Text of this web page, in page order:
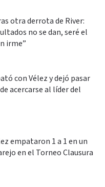
otra derrota de River:
no se dan, seré el
irme”
con Vélez y dejó pasar
acercarse al líder del
empataron 1 a 1 en un
en el Torneo Clausura